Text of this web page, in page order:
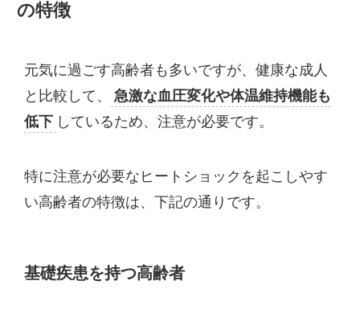
の特徴
元気に過ごす高齢者も多いですが、健康な成人
と比較して、
急激な血圧変化や体温維持機能も
低下 しているため、注意が必要です。
特に注意が必要なヒートショックを起こしやす
い高齢者の特徴は、下記の通りです。
基礎疾患を持つ高齢者